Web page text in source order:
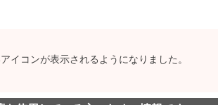
イコンが表示されるようになりました。